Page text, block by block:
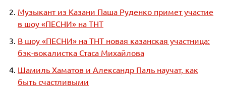
Музыкант из Казани Паша Руденко примет участие
в шоу «ПЕСНИ» на ТНТ
В шоу «ПЕСНИ» на ТНТ новая казанская участница:
бэк-вокалистка Стаса Михайлова
Шамиль Хаматов и Александр Паль научат, как
быть счастливыми